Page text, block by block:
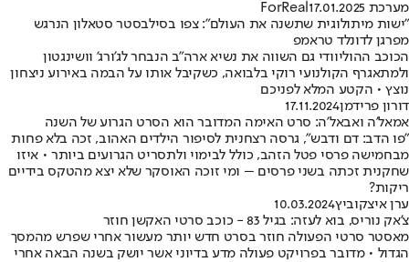
מערכת ForReal 17.01.2025
"ישות מיתולוגית שתשנה את העולם": צפו בסילבסטר סטאלון הנרגש
מפרגן לדונלד טראמפ
הכוכב ההוליוודי גם השווה את נשיא ארה"ב הנבחר לג'ורג' וושינגטון
ולמתאגרף הקולנועי רוקי בלבואה, כשקיבל אותו על הבמה באירוע ניצחון
נוצץ • הקטע המלא לפניכם
דורון פרידמן17.11.2024
אמאל'ה ואבאל'ה: סרט האימה המדובר הוא הסרט הגרוע של השנה
"פו הדב: דם ודבש", גרסה רצחנית לסיפור הילדים האהוב, זכה בלא פחות
מבחמישה פרסי פטל הזהב, כולל לבימוי ולתסריט הגרועים ביותר • איזו
שחקנית זכתה בשני פרסים – ומי זוכה האוסקר שלא יצא מהטקס בידיים
ריקות?
ערן איצקוביץ10.03.2024
צ'אק נוריס, בוא לעזה: בגיל 83 - כוכב סרטי האקשן חוזר
מאסטר סרטי הפעולה חוזר בסרט חדש יותר מעשור אחרי שפרש מהמסך
הגדול • מדובר בפרויקט פעולה מדע בדיוני אשר יושק בשנה הבאה אחרי